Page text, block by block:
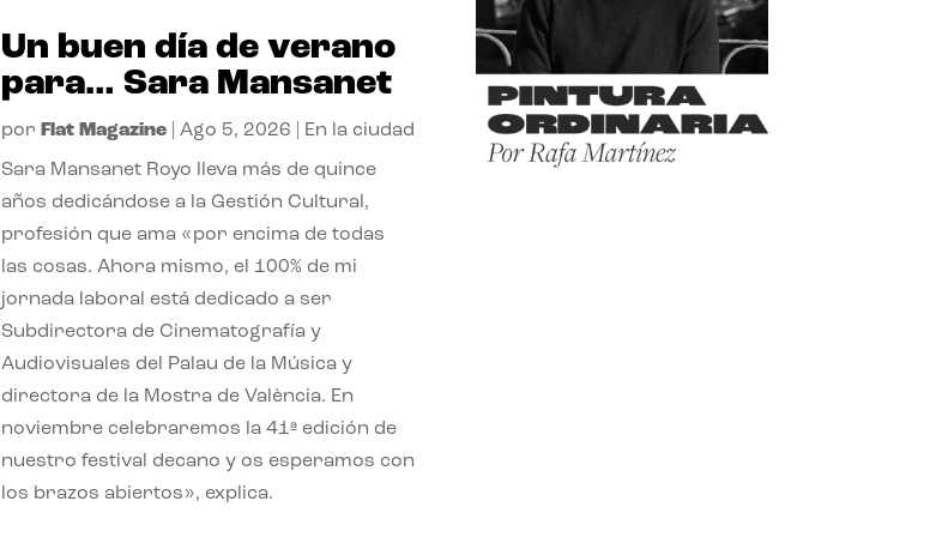
Un buen día de verano
para… Sara Mansanet
por Flat Magazine| Ago 5, 2026 En la ciudad
Sara Mansanet Royo lleva más de quince
años dedicándose a la Gestión Cultural,
profesión que ama «por encima de todas
las cosas. Ahora mismo, el 100% de mi
jornada laboral está dedicado a ser
Subdirectora de Cinematografía y
Audiovisuales del Palau de la Música y
directora de la Mostra de València. En
noviembre celebraremos la 41ª edición de
nuestro festival decano y os esperamos con
los brazos abiertos», explica.